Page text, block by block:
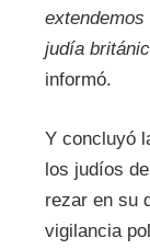
judía
informó.
Y concluyó
los judíos
rezar en su
vigilancia